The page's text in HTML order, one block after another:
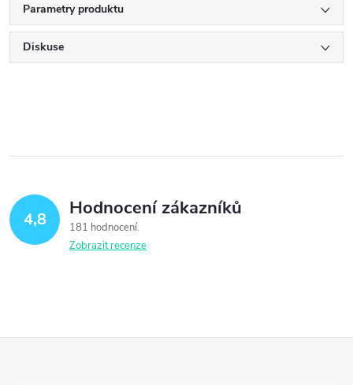
Parametry produktu
Diskuse
4,8 Hodnocení zákazníků
181 hodnocení
Zobrazit recenze